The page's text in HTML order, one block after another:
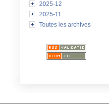
2025-12
2025-11
Toutes les archives